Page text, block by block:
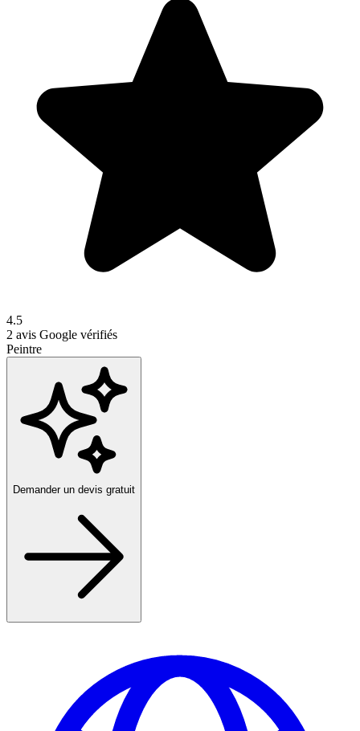
4.5
2 avis Google vérifiés
Peintre
Demander un devis gratuit